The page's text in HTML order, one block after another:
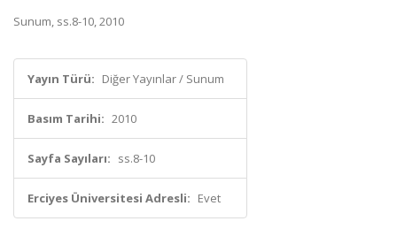
Sunum, ss.8-10, 2010
Yayın Türü: Diğer Yayınlar / Sunum
Basım Tarihi: 2010
Sayfa Sayıları: ss.8-10
Erciyes Üniversitesi Adresli: Evet